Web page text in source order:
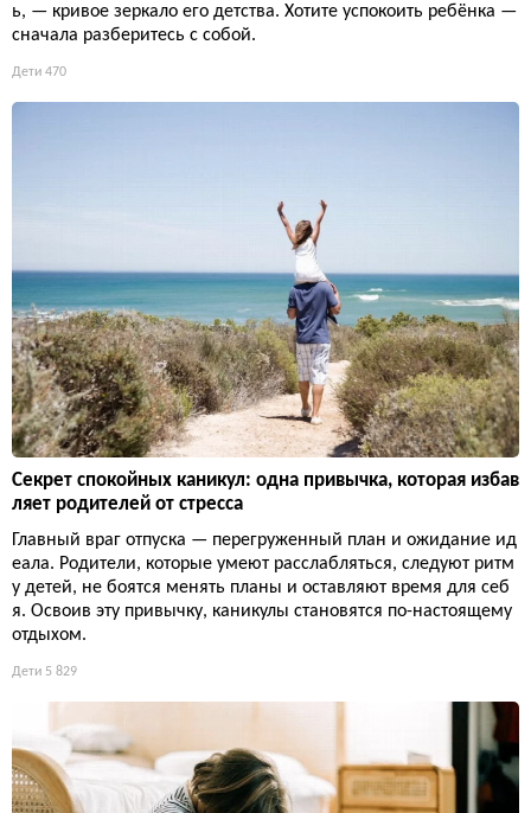
ь, — кривое зеркало его детства. Хотите успокоить ребёнка —
сначала разберитесь с собой.
Дети 470
Секрет спокойных каникул: одна привычка, которая избав
ляет родителей от стресса
Главный враг отпуска — перегруженный план и ожидание ид
еала. Родители, которые умеют расслабляться, следуют ритм
у детей, не боятся менять планы и оставляют время для себ
я. Освоив эту привычку, каникулы становятся по-настоящему
отдыхом.
Дети 5 829